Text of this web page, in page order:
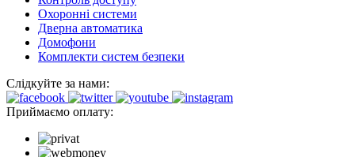
Охоронні системи
Дверна автоматика
Домофони
Комплекти систем безпеки
Слідкуйте за нами:
Приймаємо оплату: